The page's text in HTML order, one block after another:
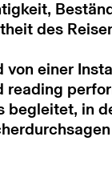
des
von einer
reading
begleitet, in